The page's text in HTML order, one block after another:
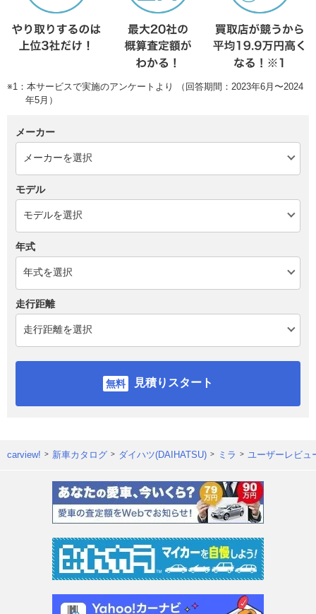
※1：本サービスで実施のアンケートより （回答期間：2023年6月〜2024
年5月）
メーカー
モデル
年式
走行距離
見積りスタート
carview! 新車カタログ ダイハツ(DAIHATSU) ミラ ユーザーレビュ